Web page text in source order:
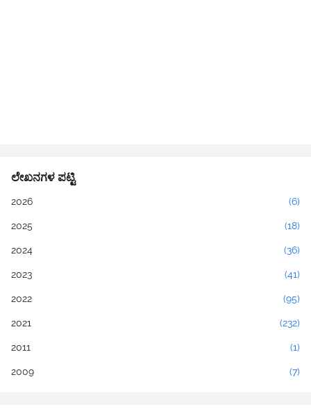
ಲೇಖನಗಳ ಪಟ್ಟಿ
2026 (6)
2025 (18)
2024 (36)
2023 (41)
2022 (95)
2021 (232)
2011 (1)
2009 (7)